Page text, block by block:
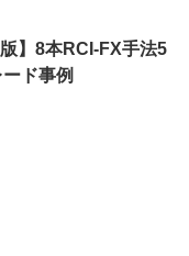
版】8本RCI-FX手法5
ド事例